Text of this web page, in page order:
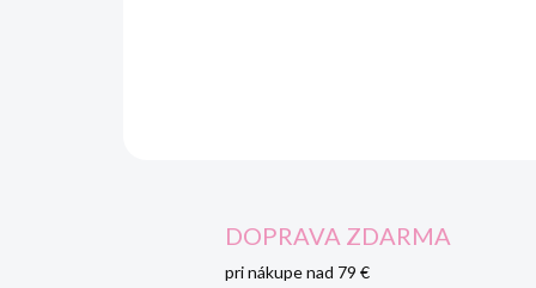
DOPRAVA ZDARMA
pri nákupe nad 79 €